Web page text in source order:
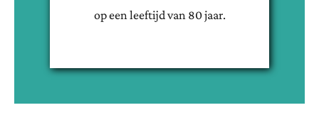
op een leeftijd van 80jaar.